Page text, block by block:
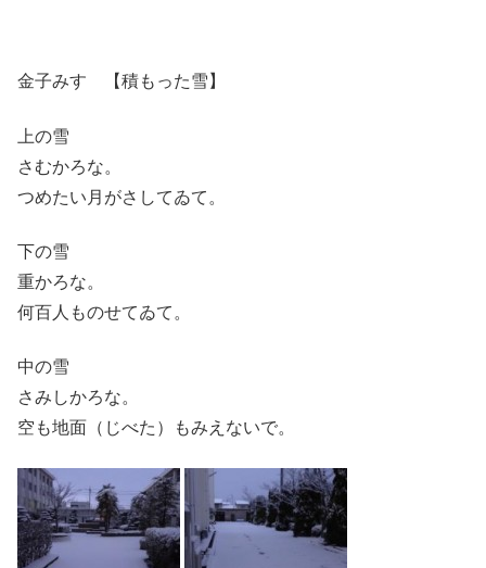
金子みすゞ【積もった雪】
上の雪
さむかろな。
つめたい月がさしてゐて。
下の雪
重かろな。
何百人ものせてゐて。
中の雪
さみしかろな。
空も地面（じべた）もみえないで。